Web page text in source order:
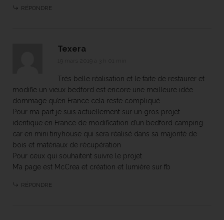
RÉPONDRE
Texera
Très belle réalisation et le faite de restaurer et
modifie un vieux bedford est encore une meilleure idée
dommage qu’en France cela reste compliqué
Pour ma part je suis actuellement sur un gros projet
identique en France de modification d’un bedford camping
car en mini tinyhouse qui sera réalisé dans sa majorité de
bois et matériaux de récupération
Pour ceux qui souhaitent suivre le projet
M’a page est McCrea et création et lumière sur fb
RÉPONDRE